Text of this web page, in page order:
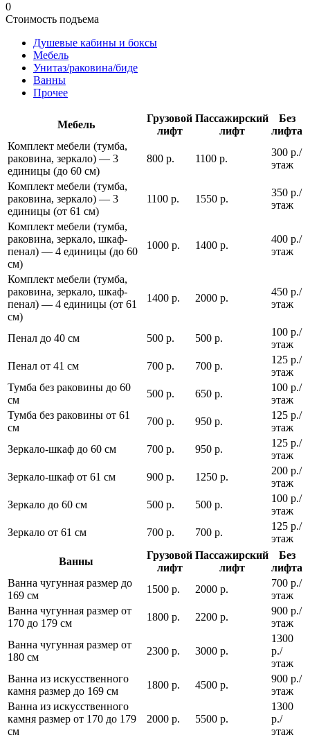
0
Стоимость подъема
Душевые кабины и боксы
Мебель
Унитаз/раковина/биде
Ванны
Прочее
Мебель
Грузовой
лифт
Пассажирский
лифт
Без
лифта
Комплект мебели (тумба,
раковина, зеркало) — 3
единицы (до 60 см)
800 р. 1100 р.
300 р./
этаж
Комплект мебели (тумба,
раковина, зеркало) — 3
единицы (от 61 см)
1100 р. 1550 р.
350 р./
этаж
Комплект мебели (тумба,
раковина, зеркало, шкаф-
пенал) — 4 единицы (до 60
см)
1000 р. 1400 р.
400 р./
этаж
Комплект мебели (тумба,
раковина, зеркало, шкаф-
пенал) — 4 единицы (от 61
см)
1400 р. 2000 р.
450 р./
этаж
Пенал до 40 см 500 р. 500 р.
100 р./
этаж
Пенал от 41 см
700 р. 700 р.
125 р./
этаж
Тумба без раковины до 60
см
500 р. 650 р.
100 р./
этаж
Тумба без раковины от 61
см
700 р. 950 р.
125 р./
этаж
Зеркало-шкаф до 60 см
700 р. 950 р.
125 р./
этаж
Зеркало-шкаф от 61 см
900 р. 1250 р.
200 р./
этаж
Зеркало до 60 см
500 р. 500 р.
100 р./
этаж
Зеркало от 61 см
700 р. 700 р.
125 р./
этаж
Ванны
Грузовой
лифт
Пассажирский
лифт
Без
лифта
Ванна чугунная размер до
169 см
1500 р. 2000 р.
700 р./
этаж
Ванна чугунная размер от
170 до 179 см
1800 р. 2200 р.
900 р./
этаж
Ванна чугунная размер от
180 см
2300 р. 3000 р.
1300
р./
этаж
Ванна из искусственного
камня размер до 169 см
1800 р. 4500 р.
900 р./
этаж
Ванна из искусственного
камня размер от 170 до 179
см
2000 р. 5500 р.
1300
р./
этаж